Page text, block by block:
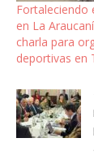
Fortaleciendo
en La
charla para
deportivas en